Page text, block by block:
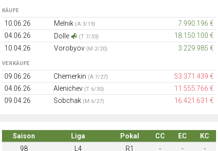
KÄUFE
10.06.26 Melnik (A 3/19)
7.990.196 €
04.06.26
Dolle (T 7/33)
18.150.100 €
10.04.26
Vorobyov (M 2/20) 3.229.985 €
VERKÄUFE
09.06.26 Chemerkin (A 7/27)
53.371.439 €
04.06.26
Alenichev (T 6/30)
11.555.766 €
09.04.26
Sobchak (M 6/27) 16.421.631 €
Saison Liga Pokal CC EC
KC
98
L4 R1 - - -